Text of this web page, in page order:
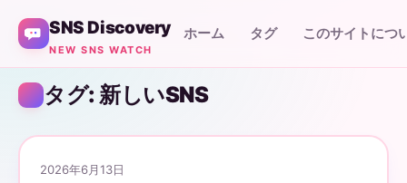
SNS Discovery
NEW SNS WATCH
ホーム タグ このサイトにつ
タグ: 新しいSNS
2026年6月13日